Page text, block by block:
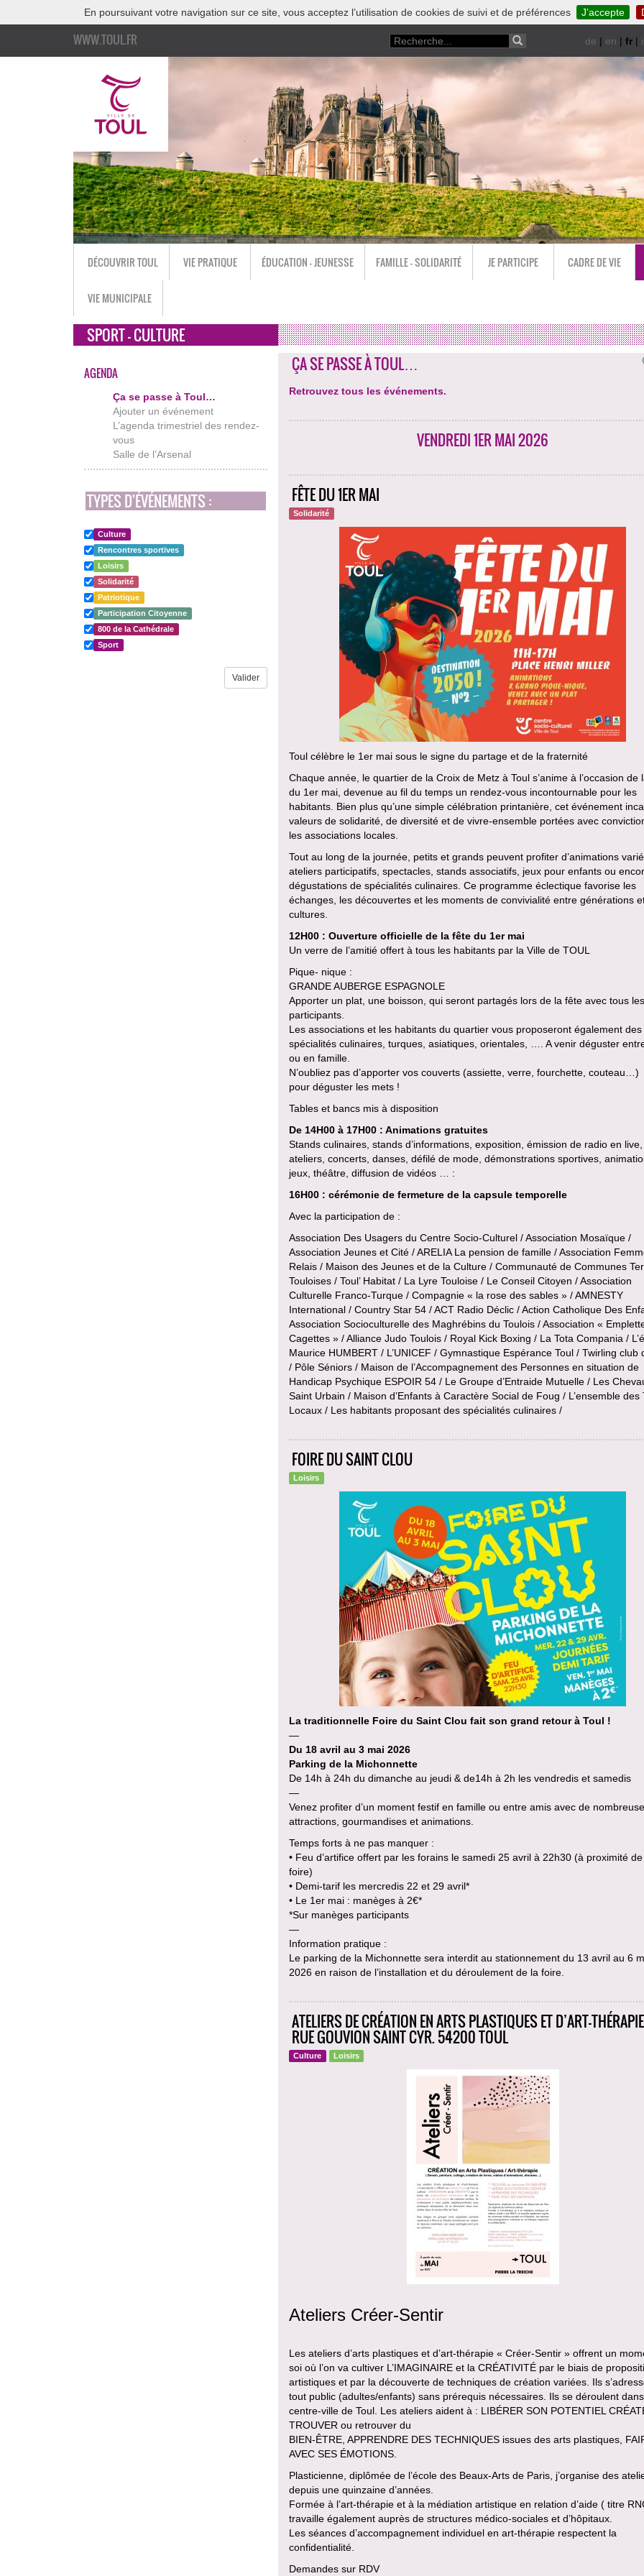
En poursuivant votre navigation sur ce site, vous acceptez l’utilisation de cookies de suivi et de préférences J’accepte
WWW.TOUL.FR de | en | fr |
DÉCOUVRIR TOUL VIE PRATIQUE ÉDUCATION - JEUNESSE FAMILLE - SOLIDARITÉ JE PARTICIPE CADRE DE VIE
VIE MUNICIPALE
SPORT - CULTURE
AGENDA
Ça se passe à Toul…
Ajouter un événement
L’agenda trimestriel des rendez-
vous
Salle de l’Arsenal
TYPES D'ÉVÉNEMENTS :
Culture
Rencontres sportives
Loisirs
Solidarité
Patriotique
Participation Citoyenne
800 de la Cathédrale
Sport
ÇA SE PASSE À TOUL…
Retrouvez tous les événements.
VENDREDI 1ER MAI 2026
FÊTE DU 1ER MAI
Solidarité
Toul célèbre le 1er mai sous le signe du partage et de la fraternité
Chaque année, le quartier de la Croix de Metz à Toul s’anime à l’occasion de
du 1er mai, devenue au fil du temps un rendez-vous incontournable pour les
habitants. Bien plus qu’une simple célébration printanière, cet événement
valeurs de solidarité, de diversité et de vivre-ensemble portées avec
les associations locales.
Tout au long de la journée, petits et grands peuvent profiter d’animations
ateliers participatifs, spectacles, stands associatifs, jeux pour enfants ou
dégustations de spécialités culinaires. Ce programme éclectique favorise les
échanges, les découvertes et les moments de convivialité entre générations
cultures.
12H00 : Ouverture officielle de la fête du 1er mai
Un verre de l’amitié offert à tous les habitants par la Ville de TOUL
Pique- nique :
GRANDE AUBERGE ESPAGNOLE
Apporter un plat, une boisson, qui seront partagés lors de la fête avec tous les
participants.
Les associations et les habitants du quartier vous proposeront également des
spécialités culinaires, turques, asiatiques, orientales, …. A venir déguster
ou en famille.
N’oubliez pas d’apporter vos couverts (assiette, verre, fourchette, couteau…)
pour déguster les mets !
Tables et bancs mis à disposition
De 14H00 à 17H00 : Animations gratuites
Stands culinaires, stands d’informations, exposition, émission de radio en live,
ateliers, concerts, danses, défilé de mode, démonstrations sportives,
jeux, théâtre, diffusion de vidéos … :
16H00 : cérémonie de fermeture de la capsule temporelle
Avec la participation de :
Association Des Usagers du Centre Socio-Culturel / Association Mosaïque /
Association Jeunes et Cité / ARELIA La pension de famille / Association
Relais / Maison des Jeunes et de la Culture / Communauté de Communes
Touloises / Toul’ Habitat / La Lyre Touloise / Le Conseil Citoyen / Association
Culturelle Franco-Turque / Compagnie « la rose des sables » / AMNESTY
International / Country Star 54 / ACT Radio Déclic / Action Catholique Des
Association Socioculturelle des Maghrébins du Toulois / Association «
Cagettes » / Alliance Judo Toulois / Royal Kick Boxing / La Tota Compania /
Maurice HUMBERT / L’UNICEF / Gymnastique Espérance Toul / Twirling club
/ Pôle Séniors / Maison de l’Accompagnement des Personnes en situation de
Handicap Psychique ESPOIR 54 / Le Groupe d’Entraide Mutuelle / Les
Saint Urbain / Maison d’Enfants à Caractère Social de Foug / L’ensemble des
Locaux / Les habitants proposant des spécialités culinaires /
FOIRE DU SAINT CLOU
Loisirs
La traditionnelle Foire du Saint Clou fait son grand retour à Toul !
—
Du 18 avril au 3 mai 2026
Parking de la Michonnette
De 14h à 24h du dimanche au jeudi & de14h à 2h les vendredis et samedis
—
Venez profiter d’un moment festif en famille ou entre amis avec de
attractions, gourmandises et animations.
Temps forts à ne pas manquer :
• Feu d’artifice offert par les forains le samedi 25 avril à 22h30 (à proximité de
foire)
• Demi-tarif les mercredis 22 et 29 avril*
• Le 1er mai : manèges à 2€*
*Sur manèges participants
—
Information pratique :
Le parking de la Michonnette sera interdit au stationnement du 13 avril au 6
2026 en raison de l’installation et du déroulement de la foire.
ATELIERS DE CRÉATION EN ARTS PLASTIQUES ET D’ART-
RUE GOUVION SAINT CYR. 54200 TOUL
Culture Loisirs
Ateliers Créer-Sentir
Les ateliers d’arts plastiques et d’art-thérapie « Créer-Sentir » offrent un
soi où l’on va cultiver L’IMAGINAIRE et la CRÉATIVITÉ par le biais de
artistiques et par la découverte de techniques de création variées. Ils
tout public (adultes/enfants) sans prérequis nécessaires. Ils se déroulent
centre-ville de Toul. Les ateliers aident à : LIBÉRER SON POTENTIEL
TROUVER ou retrouver du
BIEN-ÊTRE, APPRENDRE DES TECHNIQUES issues des arts plastiques,
AVEC SES ÉMOTIONS.
Plasticienne, diplômée de l’école des Beaux-Arts de Paris, j’organise des
depuis une quinzaine d’années.
Formée à l’art-thérapie et à la médiation artistique en relation d’aide ( titre
travaille également auprès de structures médico-sociales et d’hôpitaux.
Les séances d’accompagnement individuel en art-thérapie respectent la
confidentialité.
Demandes sur RDV